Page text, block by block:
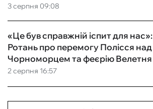
3 серпня 09:08
2 серпня 16:57
«Це був справжній іспит для нас»:
Ротань про перемогу Полісся над
Чорноморцем та феєрію Велетня